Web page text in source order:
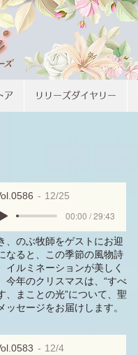
ア リリーズダイヤリー
12/25
00:00 / 29:43
、のぶ牧師をゲストにお迎
なると、この季節の風物詩
イルミネーションが美しく
今年のクリスマスは、“すべ
、まことの光”について、聖
ッセージをお届けします。
12/4